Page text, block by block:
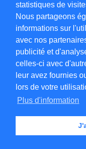
statistiques de
Nous partageons
informations sur
avec nos
publicité et
celles-ci avec
leur avez fournies
lors de votre
Plus d'information
Annuaire en ligne
Ajouter votre adresse